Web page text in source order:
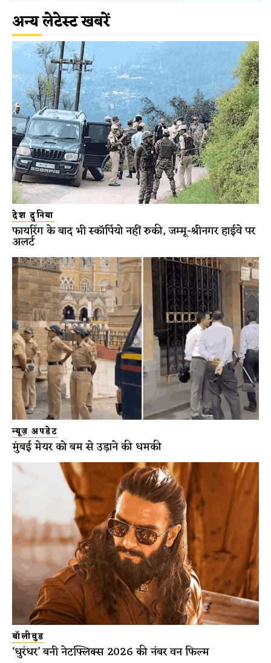
अन्य लेटेस्ट खबरें
देश दुनिया
फायरिंग के बाद भी स्कॉर्पियो नहीं रुकी, जम्मू-श्रीनगर हाईवे पर
अलर्ट
न्यूज़ अपडेट
मुंबई मेयर को बम से उड़ाने की धमकी
बॉलीवुड
‘धुरंधर’ बनी नेटफ्लिक्स 2026 की नंबर वन फिल्म